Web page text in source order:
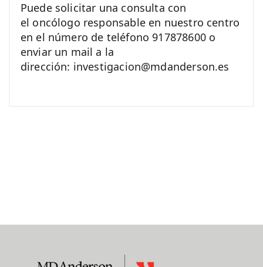
Puede solicitar una consulta con
el oncólogo responsable en nuestro centro
en el número de teléfono 917878600 o
enviar un mail a la
dirección: investigacion@mdanderson.es